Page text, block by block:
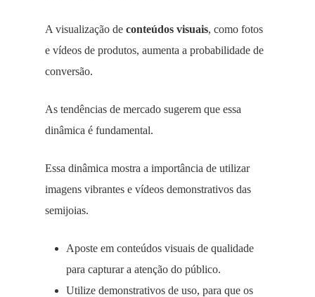
A visualização de conteúdos visuais, como fotos
e vídeos de produtos, aumenta a probabilidade de
conversão.
As tendências de mercado sugerem que essa
dinâmica é fundamental.
Essa dinâmica mostra a importância de utilizar
imagens vibrantes e vídeos demonstrativos das
semijoias.
Aposte em conteúdos visuais de qualidade
para capturar a atenção do público.
Utilize demonstrativos de uso, para que os